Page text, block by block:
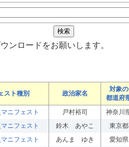
ンロードをお願いします。
スト種別 政治家名
対象の
都道府
ニフェスト 戸村裕司 神奈川
ニフェスト 鈴木 あやこ 東京都
ニフェスト あんま ゆき 愛知県